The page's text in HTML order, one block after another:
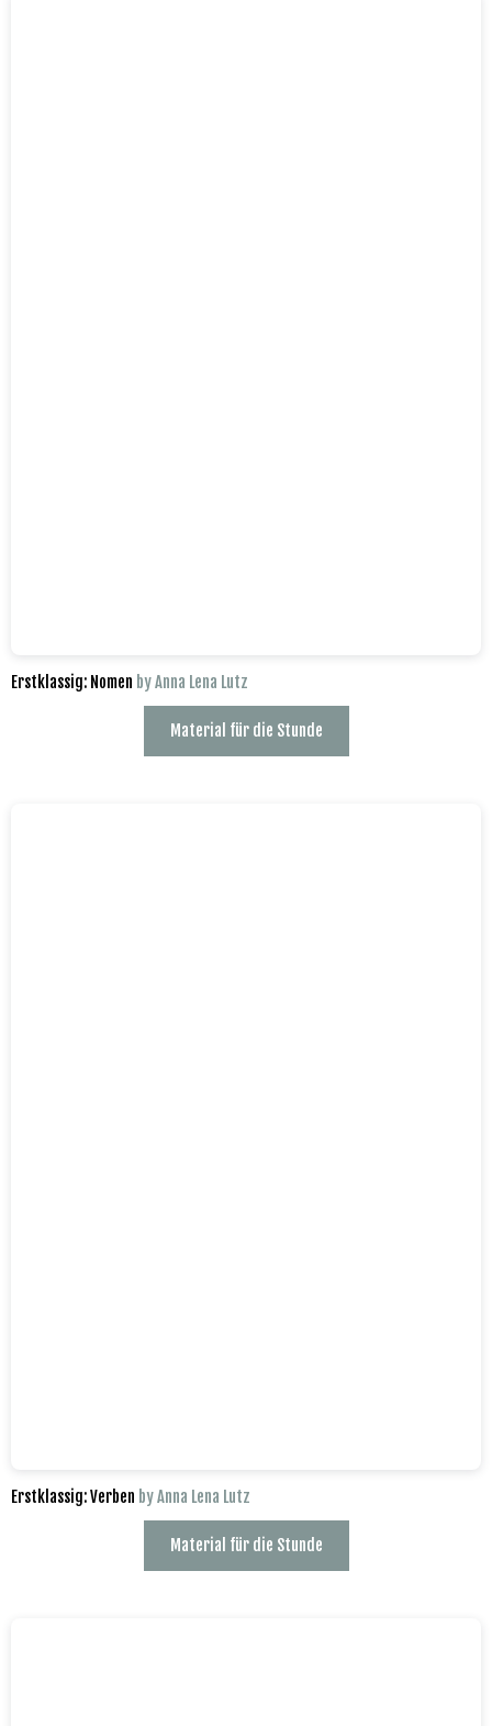
Erstklassig: Nomen by Anna Lena Lutz
Material für die Stunde
Erstklassig: Verben by Anna Lena Lutz
Material für die Stunde